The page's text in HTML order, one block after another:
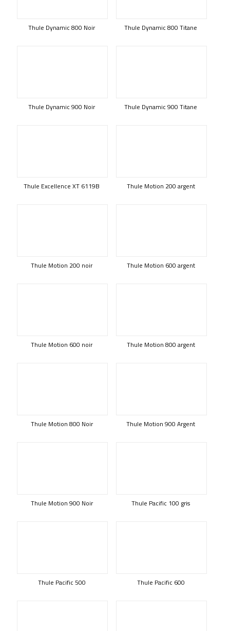
Thule Dynamic 800 Noir Thule Dynamic 800 Titane
Thule Dynamic 900 Noir Thule Dynamic 900 Titane
Thule Excellence XT 6119B Thule Motion 200 argent
Thule Motion 200 noir Thule Motion 600 argent
Thule Motion 600 noir Thule Motion 800 argent
Thule Motion 800 Noir Thule Motion 900 Argent
Thule Motion 900 Noir Thule Pacific 100 gris
Thule Pacific 500 Thule Pacific 600